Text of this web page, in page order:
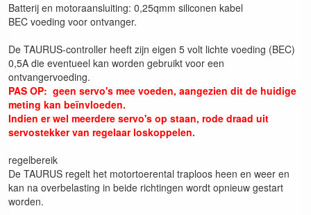
Batterij en motoraansluiting: 0,25qmm siliconen kabel
BEC voeding voor ontvanger.
De TAURUS-controller heeft zijn eigen 5 volt lichte voeding (BEC)
0,5A die eventueel kan worden gebruikt voor een
ontvangervoeding.
PAS OP: geen servo's mee voeden, aangezien dit de huidige
meting kan beïnvloeden.
Indien er wel meerdere servo's op staan, rode draad uit
servostekker van regelaar loskoppelen.
regelbereik
De TAURUS regelt het motortoerental traploos heen en weer en
kan na overbelasting in beide richtingen wordt opnieuw gestart
worden.